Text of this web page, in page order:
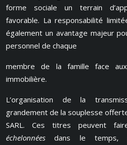
forme sociale un terrain
favorable. La responsabilité
également un avantage majeur
personnel de chaque
membre de la famille face
immobilière.
L’organisation de la
grandement de la souplesse
SARL. Ces titres peuvent
échelonnées dans le temps,